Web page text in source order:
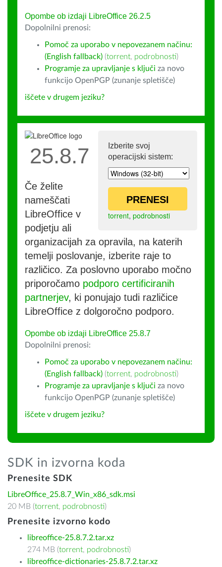
Opombe ob izdaji LibreOffice 26.2.5
Dopolnilni prenosi:
Pomoč za uporabo v nepovezanem načinu:
(English fallback) (torrent, podrobnosti)
Programje za upravljanje s ključi za novo
funkcijo OpenPGP (zunanje spletišče)
iščete v drugem jeziku?
Izberite svoj
operacijski sistem:
PRENESI
torrent, podrobnosti
25.8.7
Če želite
nameščati
LibreOffice v
podjetju ali
organizacijah za opravila, na katerih
temelji poslovanje, izberite raje to
različico. Za poslovno uporabo močno
priporočamo podporo certificiranih
partnerjev, ki ponujajo tudi različice
LibreOffice z dolgoročno podporo.
Opombe ob izdaji LibreOffice 25.8.7
Dopolnilni prenosi:
Pomoč za uporabo v nepovezanem načinu:
(English fallback) (torrent, podrobnosti)
Programje za upravljanje s ključi za novo
funkcijo OpenPGP (zunanje spletišče)
iščete v drugem jeziku?
SDK in izvorna koda
Prenesite SDK
LibreOffice_25.8.7_Win_x86_sdk.msi
20 MB (torrent, podrobnosti)
Prenesite izvorno kodo
libreoffice-25.8.7.2.tar.xz
274 MB (torrent, podrobnosti)
libreoffice-dictionaries-25.8.7.2.tar.xz